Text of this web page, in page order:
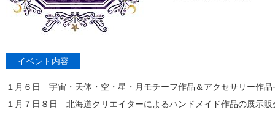
イベント内容
１月６日 宇宙・天体・空・星・月モチーフ作品＆アクセサリー作品
１月７日８日 北海道クリエイターによるハンドメイド作品の展示販